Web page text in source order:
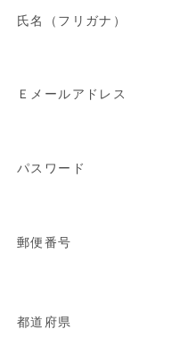
氏名（フリガナ）
Ｅメールアドレス
パスワード
郵便番号
都道府県